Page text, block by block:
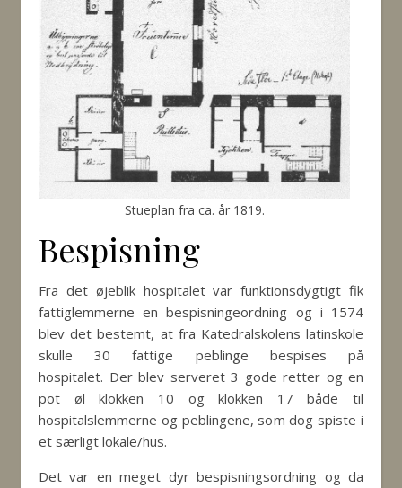
Stueplan fra ca. år 1819.
Bespisning
Fra det øjeblik hospitalet var funktionsdygtigt fik
fattiglemmerne en bespisningeordning og i 1574
blev det bestemt, at fra Katedralskolens latinskole
skulle 30 fattige peblinge bespises på
hospitalet. Der blev serveret 3 gode retter og en
pot øl klokken 10 og klokken 17 både til
hospitalslemmerne og peblingene, som dog spiste i
et særligt lokale/hus.
Det var en meget dyr bespisningsordning og da